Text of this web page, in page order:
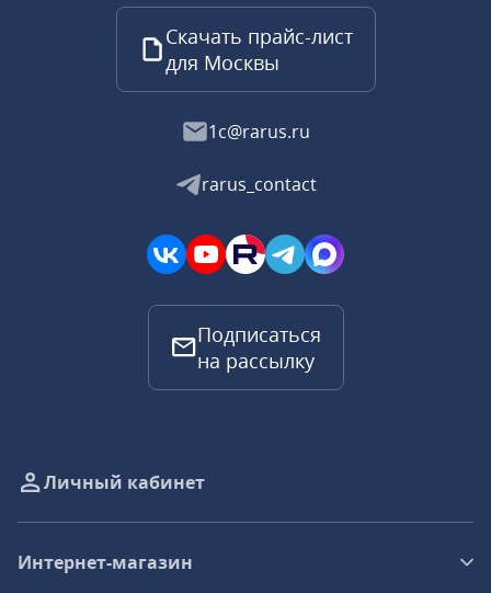
Скачать прайс-лист
для Москвы
1c@rarus.ru
rarus_contact
Подписаться
на рассылку
Личный кабинет
Интернет-магазин